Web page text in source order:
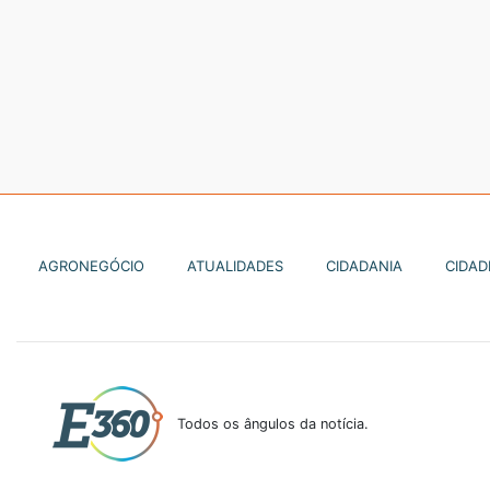
AGRONEGÓCIO ATUALIDADES CIDADANIA
Todos os ângulos da notícia.